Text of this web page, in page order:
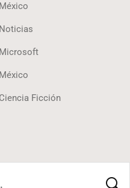
México
Noticias
Microsoft
México
Ciencia Ficción